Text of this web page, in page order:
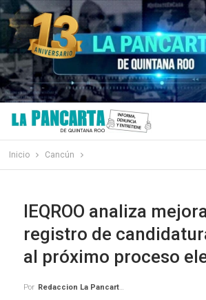
Inicio Cancún
IEQROO analiza
registro de
al próximo proceso
Por Redaccion La Pancarta De Quintana Roo